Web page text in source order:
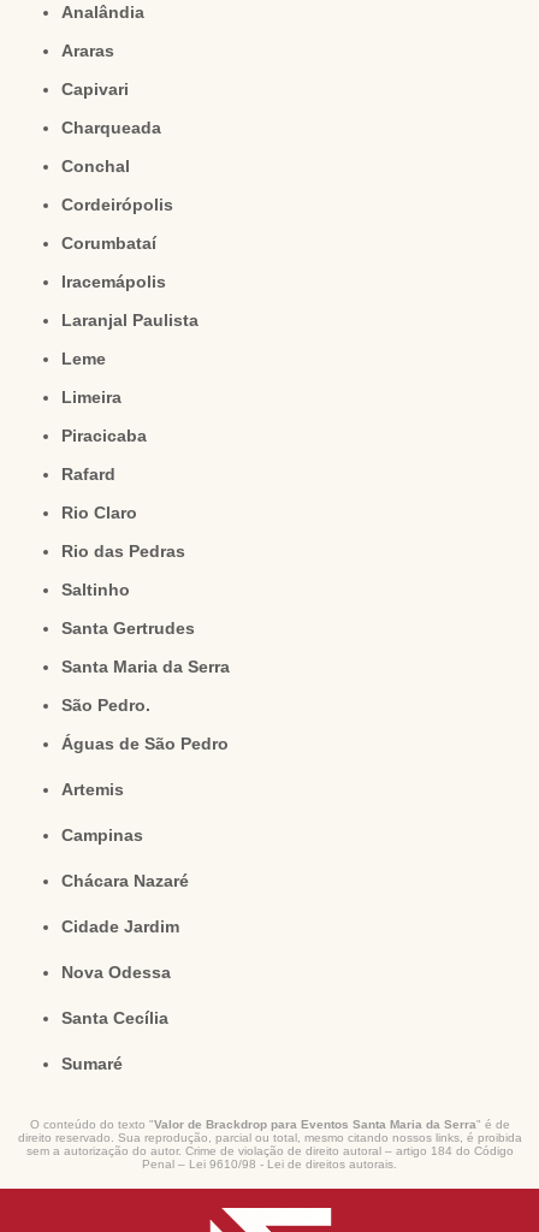
Analândia
Araras
Capivari
Charqueada
Conchal
Cordeirópolis
Corumbataí
Iracemápolis
Laranjal Paulista
Leme
Limeira
Piracicaba
Rafard
Rio Claro
Rio das Pedras
Saltinho
Santa Gertrudes
Santa Maria da Serra
São Pedro.
Águas de São Pedro
Artemis
Campinas
Chácara Nazaré
Cidade Jardim
Nova Odessa
Santa Cecília
Sumaré
O conteúdo do texto "Valor de Brackdrop para Eventos Santa Maria da Serra" é de
direito reservado. Sua reprodução, parcial ou total, mesmo citando nossos links, é proibida
sem a autorização do autor. Crime de violação de direito autoral – artigo 184 do Código
Penal – Lei 9610/98 - Lei de direitos autorais